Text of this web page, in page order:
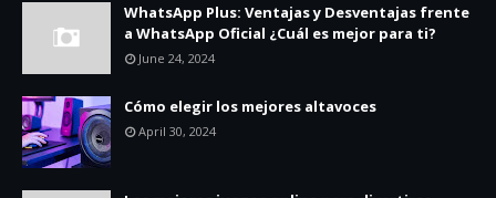
WhatsApp Plus: Ventajas y Desventajas frente
a WhatsApp Oficial ¿Cuál es mejor para ti?
June 24, 2024
Cómo elegir los mejores altavoces
April 30, 2024